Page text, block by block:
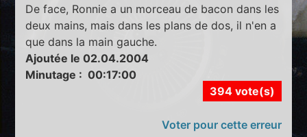
De face, Ronnie a un morceau de bacon dans les
deux mains, mais dans les plans de dos, il n'en a
que dans la main gauche.
Ajoutée le 02.04.2004
Minutage : 00:17:00
394 vote(s)
Voter pour cette erreur